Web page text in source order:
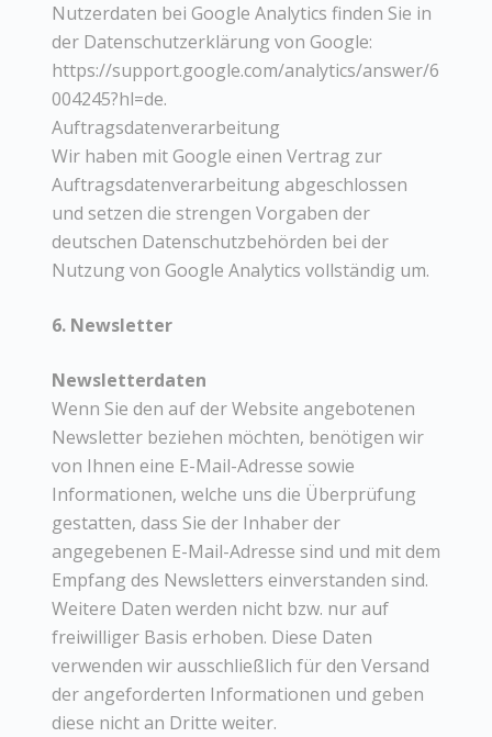
Nutzerdaten bei Google Analytics finden Sie in
der Datenschutzerklärung von Google:
https://support.google.com/analytics/answer/6
004245?hl=de.
Auftragsdatenverarbeitung
Wir haben mit Google einen Vertrag zur
Auftragsdatenverarbeitung abgeschlossen
und setzen die strengen Vorgaben der
deutschen Datenschutzbehörden bei der
Nutzung von Google Analytics vollständig um.
6. Newsletter
Newsletterdaten
Wenn Sie den auf der Website angebotenen
Newsletter beziehen möchten, benötigen wir
von Ihnen eine E-Mail-Adresse sowie
Informationen, welche uns die Überprüfung
gestatten, dass Sie der Inhaber der
angegebenen E-Mail-Adresse sind und mit dem
Empfang des Newsletters einverstanden sind.
Weitere Daten werden nicht bzw. nur auf
freiwilliger Basis erhoben. Diese Daten
verwenden wir ausschließlich für den Versand
der angeforderten Informationen und geben
diese nicht an Dritte weiter.